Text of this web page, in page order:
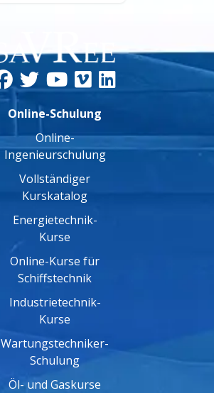
Online-Schulung
Online-
Ingenieurschulung
Vollständiger
Kurskatalog
Energietechnik-
Kurse
Online-Kurse für
Schiffstechnik
Industrietechnik-
Kurse
Wartungstechniker-
Schulung
Öl- und Gaskurse